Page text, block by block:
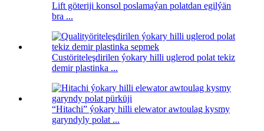
Lift göteriji konsol poslamaýan polatdan egilýän
bra ...
Custöriteleşdirilen ýokary hilli uglerod polat tekiz
demir plastinka ...
“Hitachi” ýokary hilli elewator awtoulag kysmy
garyndyly polat ...